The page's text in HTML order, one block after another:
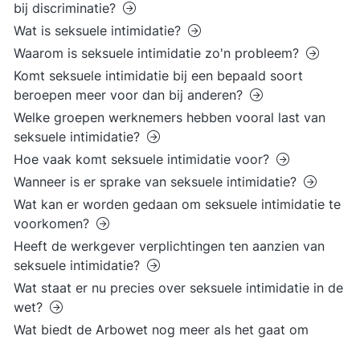
bij discriminatie?
Wat is seksuele intimidatie?
Waarom is seksuele intimidatie zo'n probleem?
Komt seksuele intimidatie bij een bepaald soort
beroepen meer voor dan bij anderen?
Welke groepen werknemers hebben vooral last van
seksuele intimidatie?
Hoe vaak komt seksuele intimidatie voor?
Wanneer is er sprake van seksuele intimidatie?
Wat kan er worden gedaan om seksuele intimidatie te
voorkomen?
Heeft de werkgever verplichtingen ten aanzien van
seksuele intimidatie?
Wat staat er nu precies over seksuele intimidatie in de
wet?
Wat biedt de Arbowet nog meer als het gaat om